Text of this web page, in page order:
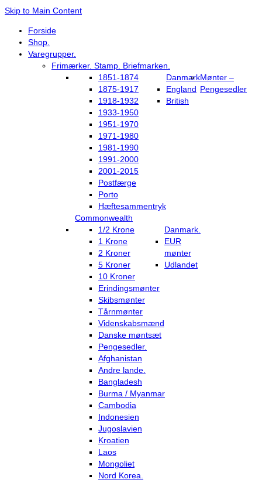
Skip to Main Content
Forside
Shop.
Varegrupper.
Frimærker. Stamp. Briefmarken.
Danmark
1851-1874
1875-1917
1918-1932
1933-1950
1951-1970
1971-1980
1981-1990
1991-2000
2001-2015
Postfærge
Porto
Hæftesammentryk
England
British
Commonwealth
Mønter –
Pengesedler
Danmark.
1/2 Krone
1 Krone
2 Kroner
5 Kroner
10 Kroner
Erindingsmønter
Skibsmønter
Tårnmønter
Videnskabsmænd
Danske møntsæt
Pengesedler.
EUR
mønter
Udlandet
Afghanistan
Andre lande.
Bangladesh
Burma / Myanmar
Cambodia
Indonesien
Jugoslavien
Kroatien
Laos
Mongoliet
Nord Korea.